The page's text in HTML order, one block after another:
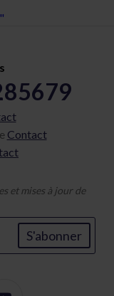
Contact
et mises à jour de
S'abonner